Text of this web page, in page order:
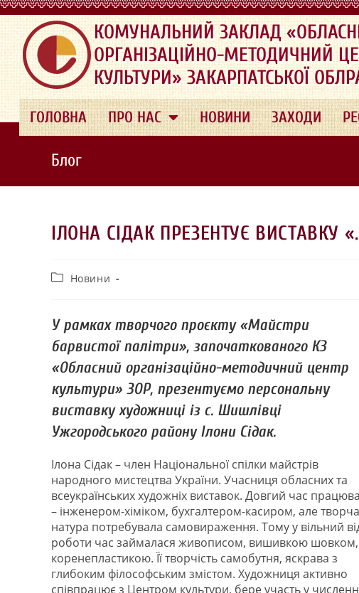
.
КОМУНАЛЬНИЙ ЗАКЛАД
ОРГАНІЗАЦІЙНО-МЕТОДИЧНИЙ
КУЛЬТУРИ» ЗАКАРПАТСЬКОЇ
ГОЛОВНА ПРО НАС НОВИНИ ЗАХОДИ
Блог
ІЛОНА СІДАК ПРЕЗЕНТУЄ ВИСТАВКУ
Новини
У рамках творчого проєкту «Майстри
барвистої палітри», започаткованого КЗ
«Обласний організаційно-методичний центр
культури» ЗОР, презентуємо персональну
виставку художниці із с. Шишлівці
Ужгородського району Ілони Сідак.
Ілона Сідак – член Національної спілки майстрів
народного мистецтва України. Учасниця обласних та
всеукраїнських художніх виставок. Довгий час
– інженером-хіміком, бухгалтером-касиром, але творча
натура потребувала самовираження. Тому у вільний
роботи час займалася живописом, вишивкою шовком,
коренепластикою. Її творчість самобутня, яскрава з
глибоким філософським змістом. Художниця активно
співпрацює з Центром культури, бере участь у